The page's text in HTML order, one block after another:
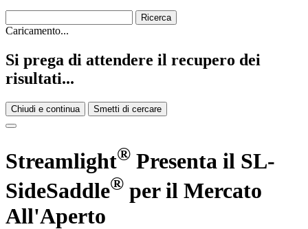
Caricamento...
Si prega di attendere il recupero dei
risultati...
Chiudi e continua Smetti di cercare
Streamlight® Presenta il SL-
SideSaddle® per il Mercato
All'Aperto